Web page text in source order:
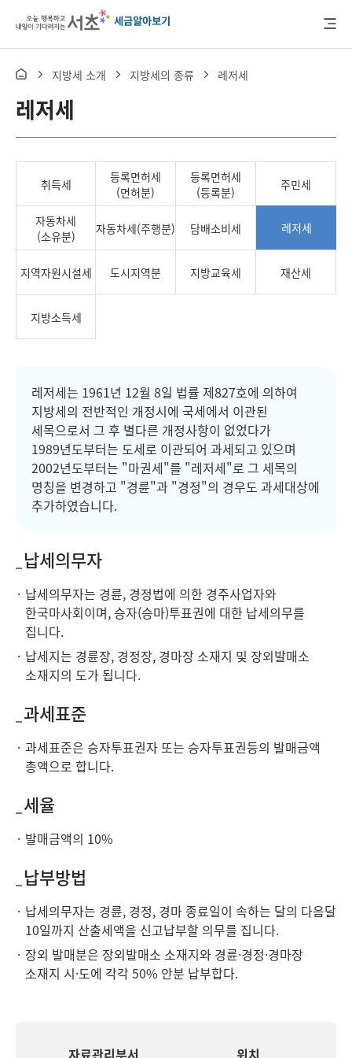
지방세 소개 지방세의 종류 레저세
레저세
취득세
등록면허세
(면허분)
등록면허세
(등록분)
주민세
자동차세
(소유분)
자동차세(주행분) 담배소비세 레저세
지역자원시설세 도시지역분 지방교육세 재산세
지방소득세
레저세는 1961년 12월 8일 법률 제827호에 의하여
지방세의 전반적인 개정시에 국세에서 이관된
세목으로서 그 후 별다른 개정사항이 없었다가
1989년도부터는 도세로 이관되어 과세되고 있으며
2002년도부터는 "마권세"를 "레저세"로 그 세목의
명칭을 변경하고 "경륜"과 "경정"의 경우도 과세대상에
추가하였습니다.
납세의무자
납세의무자는 경륜, 경정법에 의한 경주사업자와
한국마사회이며, 승자(승마)투표권에 대한 납세의무를
집니다.
납세지는 경륜장, 경정장, 경마장 소재지 및 장외발매소
소재지의 도가 됩니다.
과세표준
과세표준은 승자투표권자 또는 승자투표권등의 발매금액
총액으로 합니다.
세율
발매금액의 10%
납부방법
납세의무자는 경륜, 경정, 경마 종료일이 속하는 달의 다음달
10일까지 산출세액을 신고납부할 의무를 집니다.
장외 발매분은 장외발매소 소재지와 경륜·경정·경마장
소재지 시·도에 각각 50% 안분 납부합다.
자료관리부서 위치